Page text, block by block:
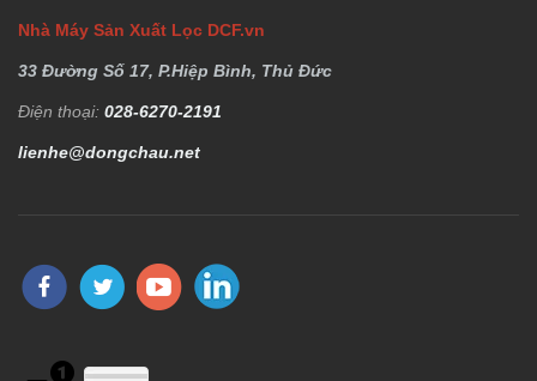
Nhà Máy Sản Xuất Lọc DCF.vn
33 Đường Số 17, P.Hiệp Bình, Thủ Đức
Điện thoại: 028-6270-2191
lienhe@dongchau.net